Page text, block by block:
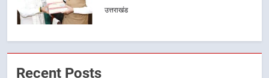
हुआ मंथन
उत्तराखंड
2
Recent Posts